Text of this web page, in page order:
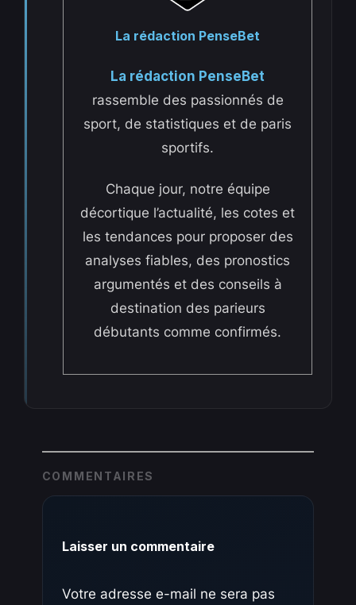
La rédaction PenseBet
La rédaction PenseBet
rassemble des passionnés de
sport, de statistiques et de paris
sportifs.
Chaque jour, notre équipe
décortique l’actualité, les cotes et
les tendances pour proposer des
analyses fiables, des pronostics
argumentés et des conseils à
destination des parieurs
débutants comme confirmés.
COMMENTAIRES
Laisser un commentaire
Votre adresse e-mail ne sera pas